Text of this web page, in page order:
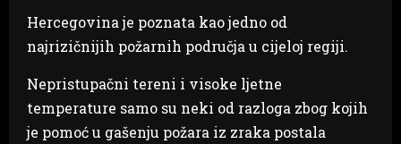
Hercegovina je poznata kao jedno od
najrizičnijih požarnih područja u cijeloj regiji.
Nepristupačni tereni i visoke ljetne
temperature samo su neki od razloga zbog kojih
je pomoć u gašenju požara iz zraka postala